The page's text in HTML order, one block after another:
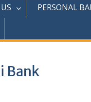
PERSONAL
Bank